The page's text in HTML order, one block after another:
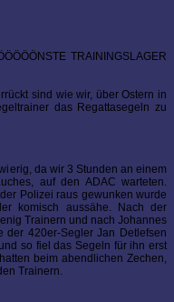
TRAININGSLAGER
sind wie wir, über Ostern in
das Regattasegeln zu
da wir 3 Stunden an einem
auf den ADAC warteten.
Polizei raus gewunken wurde
komisch aussähe. Nach der
Trainern und nach Johannes
der 420er-Segler Jan Detlefsen
so fiel das Segeln für ihn erst
beim abendlichen Zechen,
Trainern.